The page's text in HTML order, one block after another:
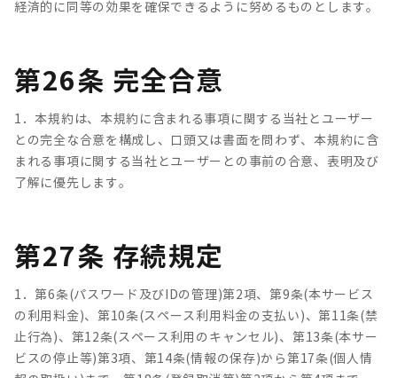
経済的に同等の効果を確保できるように努めるものとします。
1．本規約は、本規約に含まれる事項に関する当社とユーザー
との完全な合意を構成し、口頭又は書面を問わず、本規約に含
まれる事項に関する当社とユーザーとの事前の合意、表明及び
了解に優先します。
第26条 完全合意
1．第6条(パスワード及びIDの管理)第2項、第9条(本サービス
の利用料金)、第10条(スペース利用料金の支払い)、第11条(禁
止行為)、第12条(スペース利用のキャンセル)、第13条(本サー
ビスの停止等)第3項、第14条(情報の保存)から第17条(個人情
第27条 存続規定